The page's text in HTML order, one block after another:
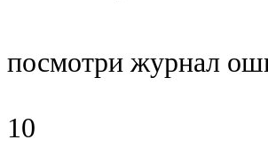
посмотри журнал
10